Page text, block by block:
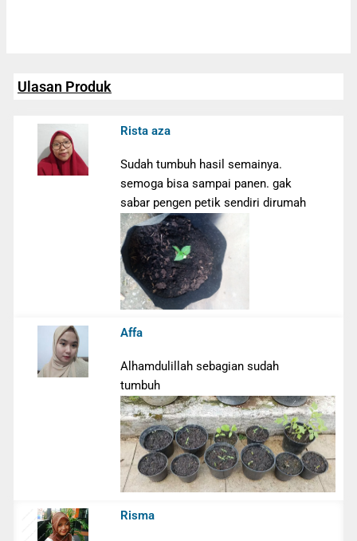
Ulasan Produk
Rista aza
Sudah tumbuh hasil semainya.
semoga bisa sampai panen. gak
sabar pengen petik sendiri dirumah
Affa
Alhamdulillah sebagian sudah
tumbuh
Risma